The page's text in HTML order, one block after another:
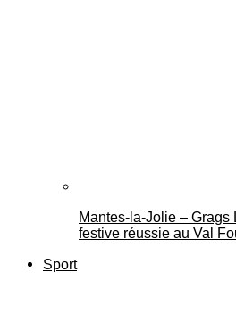
Mantes-la-Jolie –
festive réussie au Val
Sport